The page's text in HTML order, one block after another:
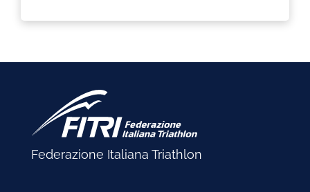
Federazione Italiana Triathlon